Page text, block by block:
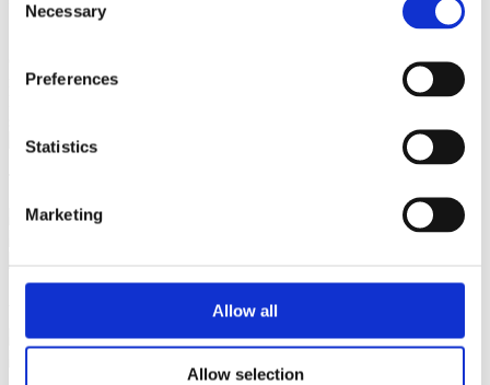
Selection
Necessary
Preferences
Statistics
Marketing
Allow all
Allow selection
Drys herefter skinken ud over kålen. Smag til
med salt, peber og muskatnød
4
Når
kålen er færdig, drys den hakkede persille over og rør rundt før
Forvarm - CombiSpeed® funktion - 220°C - 60% luftfugtighed
Imperial® kantine 60 mm